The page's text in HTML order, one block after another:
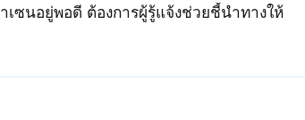
เซนอยู่พอดี ต้องการผู้รู้แจ้งช่วยชี้นำทางให้